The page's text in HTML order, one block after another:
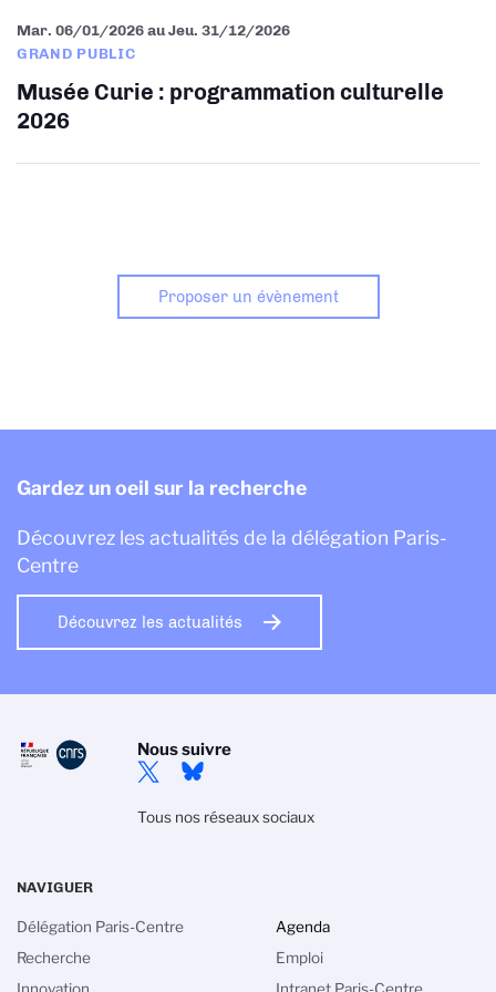
Mar. 06/01/2026auJeu. 31/12/2026
GRAND PUBLIC
Musée Curie : programmation culturelle
2026
Proposer un évènement
Gardez un oeil sur la recherche
Découvrez les actualités de la délégation Paris-
Centre
Découvrez les actualités
Nous suivre
Tous nos réseaux sociaux
NAVIGUER
Délégation Paris-Centre
Recherche
Agenda
Emploi